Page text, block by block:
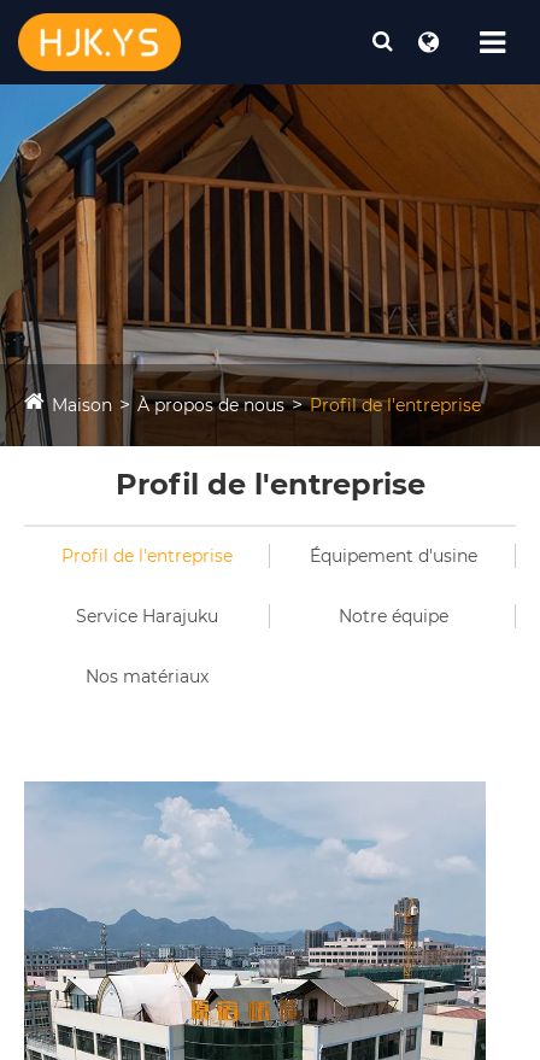
Maison À propos de nous Profil de l'entreprise
Profil de l'entreprise
Profil de l'entreprise Équipement d'usine
Service Harajuku Notre équipe
Nos matériaux